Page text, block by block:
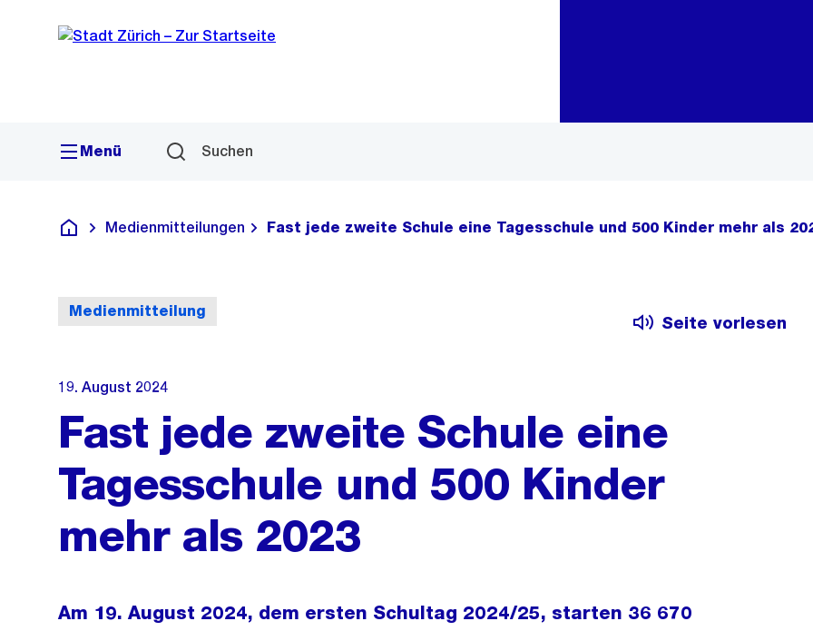
Navigation
Sprunglink
Menü Suchen
Deutsch
Medienmitteilungen Fast jede zweite Schule eine Tagesschule und 500 Kinder mehr als
Medienmitteilung
Seite vorlesen
19. August 2024
Fast jede zweite Schule eine
Tagesschule und 500 Kinder
mehr als 2023
Am 19. August 2024, dem ersten Schultag 2024/25, starten 36 670